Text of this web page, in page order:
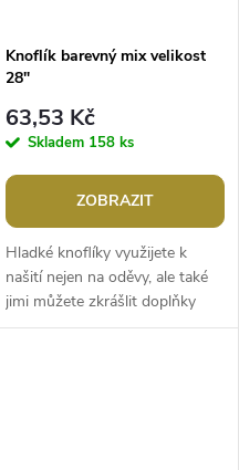
Knoflík barevný mix velikost
28"
63,53 Kč
Skladem 158 ks
ZOBRAZIT
Hladké knoflíky využijete k
našití nejen na oděvy, ale také
jimi můžete zkrášlit doplňky
jako jsou klobouky, rukavice,